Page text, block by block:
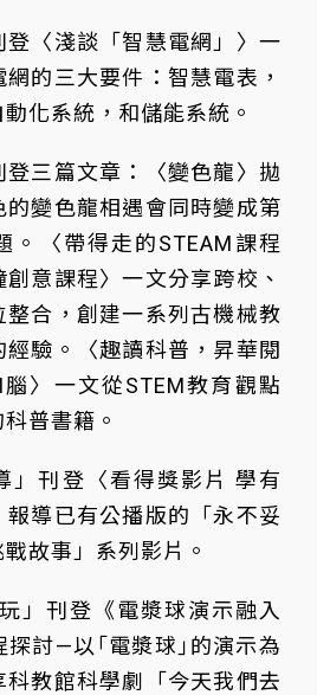
登〈淺談「智慧電網」〉一
的三大要件：智慧電表，
化系統，和儲能系統。
登三篇文章：〈變色龍〉拋
的變色龍相遇會同時變成第
。〈帶得走的STEAM課程
意課程〉一文分享跨校、
整合，創建一系列古機械教
驗。〈趣讀科普，昇華閱
〉一文從STEM教育觀點
普書籍。
」刊登〈看得獎影片 學有
報導已有公播版的「永不妥
故事」系列影片。
玩」刊登《電漿球演示融入
探討—以｢電漿球｣的演示為
教館科學劇「今天我們去